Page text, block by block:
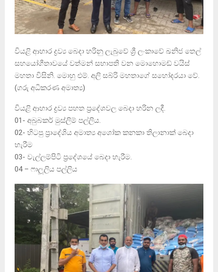
වියළි ආහාර ද්‍රව්‍ය බෙදා හරිනු ලැබුවේ ශ්‍රී ලංකාවේ ඛනිජ තෙල්
සහයෝගීතාවයේ වත්මන් සභාපති වන මොහොමඩ් වයිස්
මහතා විසිනි. මොහු එම්. අලි සබ්රි මහතාගේ සහෝදරයා වේ.
(ගරු අධිකරණ අමාත්‍ය)
වියළි ආහාර ද්‍රව්‍ය පහත ප්‍රදේශවල බෙදා හරින ලදී.
01- අබුබකර් මුස්ලිම් පල්ලිය.
02- හිටපු ප්‍රාදේශිය අමාත්‍ය අශෝක කනකා තිලානාක් බෙදා
හැරීම
03- වැල්ලම්පිටි ප්‍රදේශයේ බෙදා හැරීම.
04 – ෆාලූලිය පල්ලිය